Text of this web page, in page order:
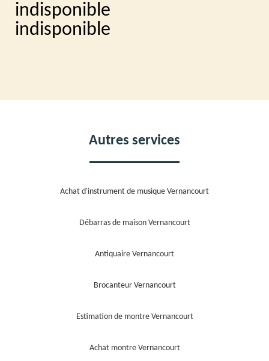
indisponible
indisponible
Autres services
Achat d'instrument de musique Vernancourt
Débarras de maison Vernancourt
Antiquaire Vernancourt
Brocanteur Vernancourt
Estimation de montre Vernancourt
Achat montre Vernancourt